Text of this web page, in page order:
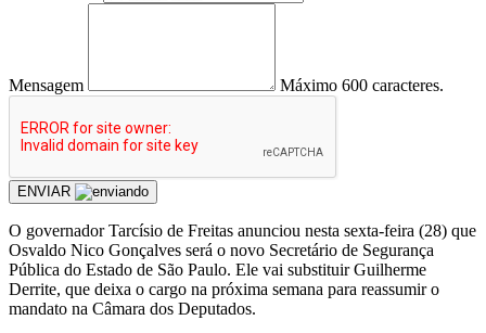
Mensagem Máximo 600 caracteres.
ENVIAR
O governador Tarcísio de Freitas anunciou nesta sexta-feira (28) que
Osvaldo Nico Gonçalves será o novo Secretário de Segurança
Pública do Estado de São Paulo. Ele vai substituir Guilherme
Derrite, que deixa o cargo na próxima semana para reassumir o
mandato na Câmara dos Deputados.